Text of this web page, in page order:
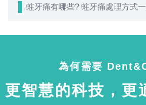
蛀牙痛有哪些? 蛀牙痛處理方式
為何需要
更智慧的科技，更